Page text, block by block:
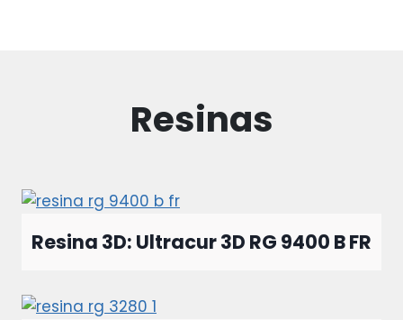
Resinas
Resina 3D: Ultracur 3D RG 9400 B FR